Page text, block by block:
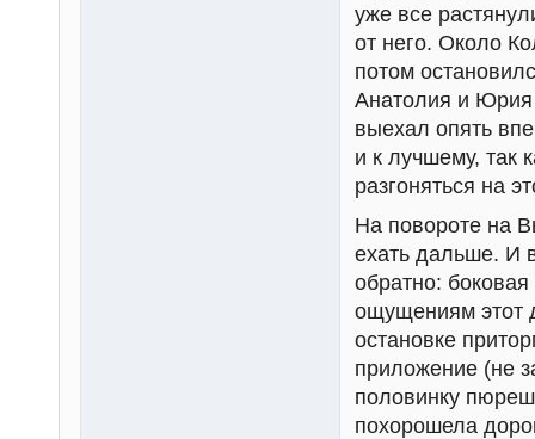
уже все
от него. Около
потом
Анатолия и Юрия
выехал опять
и к лучшему, так
разгоняться на
На повороте на
ехать дальше. И
обратно:
ощущениям этот
остановке
приложение (не
половинку
похорошела